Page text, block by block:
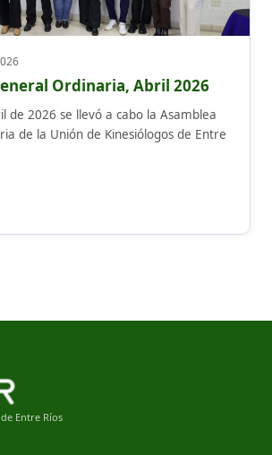
Ordinaria, Abril 2026
de 2026 se llevó a cabo la Asamblea
de la Unión de Kinesiólogos de Entre
Entre Ríos